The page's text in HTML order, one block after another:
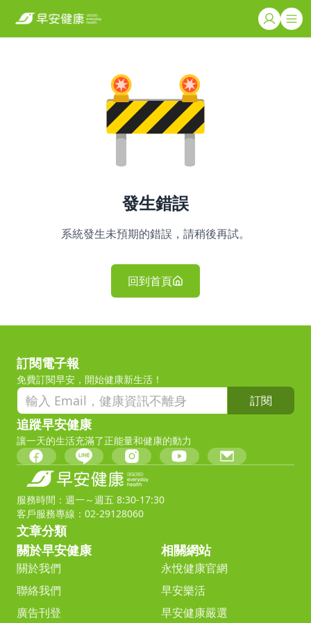
發生錯誤
系統發生未預期的錯誤，請稍後再試。
回到首頁
訂閱電子報
免費訂閱早安，開始健康新生活！
訂閱
追蹤早安健康
讓一天的生活充滿了正能量和健康的動力
服務時間：週一～週五 8:30-17:30
客戶服務專線：02-29128060
文章分類
關於早安健康
關於我們
聯絡我們
廣告刊登
相關網站
永悅健康官網
早安樂活
早安健康嚴選